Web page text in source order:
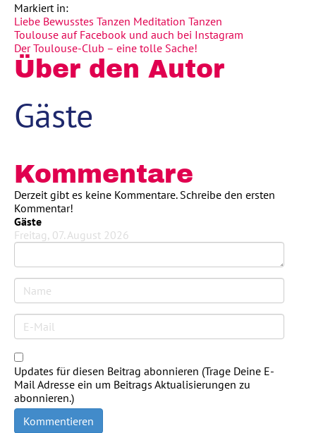
Markiert in:
Liebe Bewusstes Tanzen Meditation Tanzen
Toulouse auf Facebook und auch bei Instagram
Der Toulouse-Club – eine tolle Sache!
Über den Autor
Gäste
Kommentare
Derzeit gibt es keine Kommentare. Schreibe den ersten
Kommentar!
Gäste
Freitag, 07. August 2026
Updates für diesen Beitrag abonnieren (Trage Deine E-
Mail Adresse ein um Beitrags Aktualisierungen zu
abonnieren.)
Kommentieren